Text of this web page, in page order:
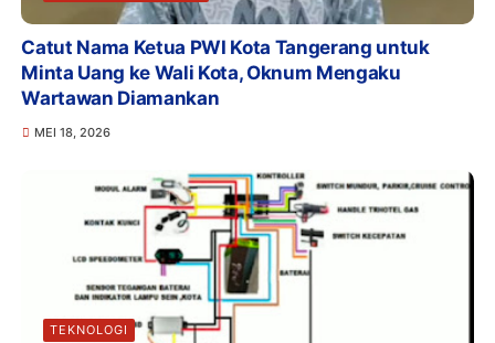
Catut Nama Ketua PWI Kota Tangerang untuk
Minta Uang ke Wali Kota, Oknum Mengaku
Wartawan Diamankan
MEI 18, 2026
TEKNOLOGI